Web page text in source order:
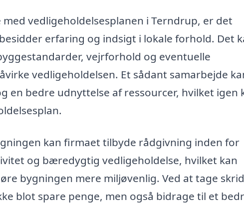
vedligeholdelsesplanen i Terndrup, er det
erfaring og indsigt i lokale forhold. Det
vejrforhold og eventuelle
vedligeholdelsen. Et sådant samarbejde
en bedre udnyttelse af ressourcer, hvilket igen
kan firmaet tilbyde rådgivning inden for
og bæredygtig vedligeholdelse, hvilket kan
bygningen mere miljøvenlig. Ved at tage
blot spare penge, men også bidrage til et